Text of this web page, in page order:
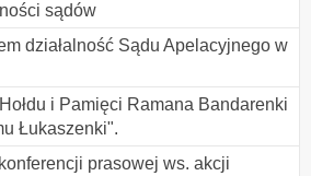
sądów
działalność Sądu Apelacyjnego w
i Pamięci Ramana Bandarenki
Łukaszenki".
prasowej ws. akcji